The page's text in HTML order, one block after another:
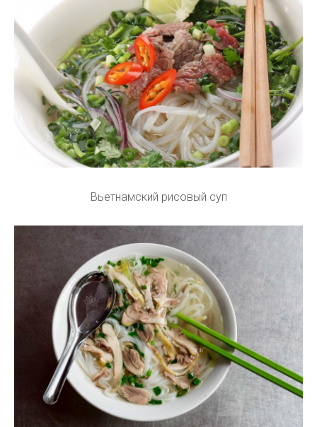
Вьетнамский рисовый суп